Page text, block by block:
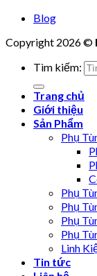
Blog
Copyright 2026 ©
Tìm kiếm:
Trang chủ
Giới thiệu
Sản Phẩm
Phụ
Phụ
Phụ
Phụ
Phụ
Linh
Tin tức